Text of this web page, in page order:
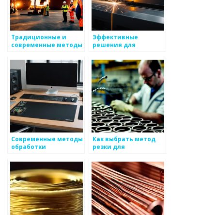
Традиционные и
современные методы
Эффективные
решения для
листового металла
Современные методы
обработки
металлов
Как выбрать метод
резки для
металла